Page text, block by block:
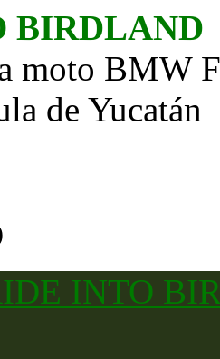
BIRDLAND
moto BMW
de Yucatán
INTO